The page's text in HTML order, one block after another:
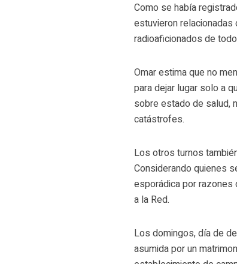
Como se había
estuvieron
radioaficionados de
Omar estima que no
para dejar lugar solo a
sobre estado de salud,
catástrofes.
Los otros turnos
Considerando quienes
esporádica por razones
a la Red.
Los domingos, día de
asumida por un